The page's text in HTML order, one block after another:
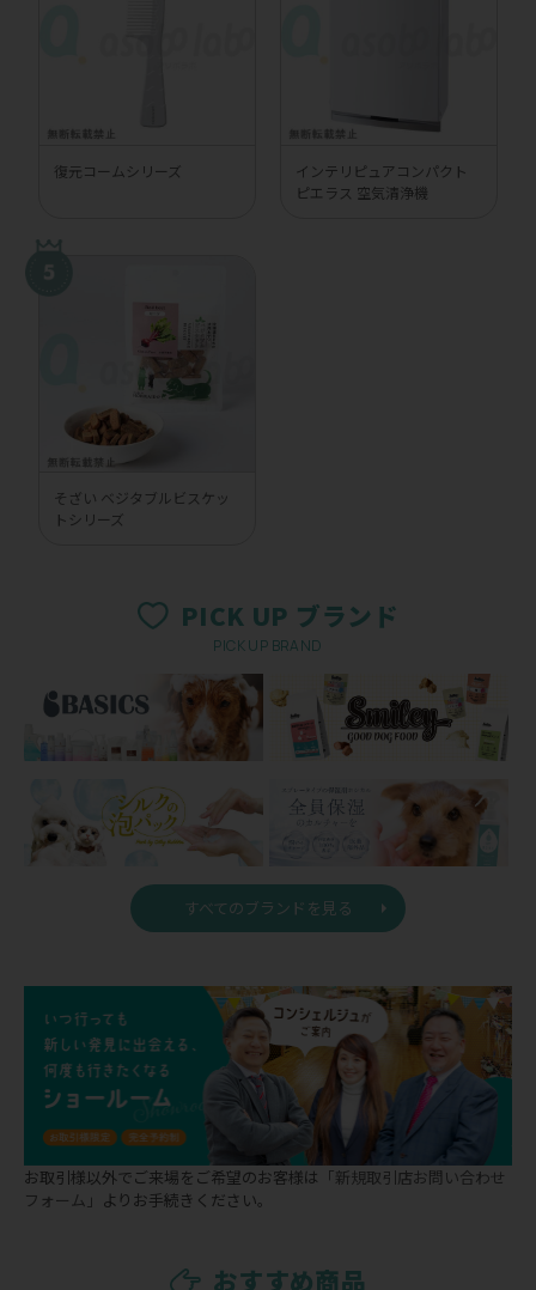
復元コームシリーズ
インテリピュアコンパクト
ピエラス 空気清浄機
そざい ベジタブルビスケッ
トシリーズ
PICK UP ブランド
PICK UP BRAND
すべてのブランドを見る
お取引様以外でご来場をご希望のお客様は 「新規取引店お問い合わせ
フォーム」 よりお手続きください。
おすすめ商品